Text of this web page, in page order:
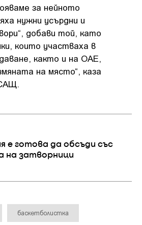
за нейното
нужни усърдни и
добави той, като
които участваха в
както и на ОАЕ,
на място“, каза
е готова да обсъди със
на затворници
баскетболистка